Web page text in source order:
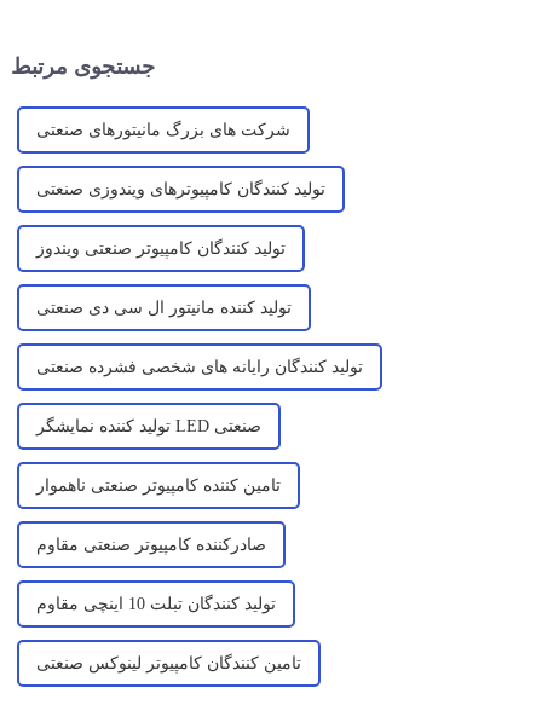
جستجوی مرتبط
شرکت های بزرگ مانیتورهای صنعتی
تولید کنندگان کامپیوترهای ویندوزی صنعتی
تولید کنندگان کامپیوتر صنعتی ویندوز
تولید کننده مانیتور ال سی دی صنعتی
تولید کنندگان رایانه های شخصی فشرده صنعتی
تولید کننده نمایشگر LED صنعتی
تامین کننده کامپیوتر صنعتی ناهموار
صادرکننده کامپیوتر صنعتی مقاوم
تولید کنندگان تبلت 10 اینچی مقاوم
تامین کنندگان کامپیوتر لینوکس صنعتی